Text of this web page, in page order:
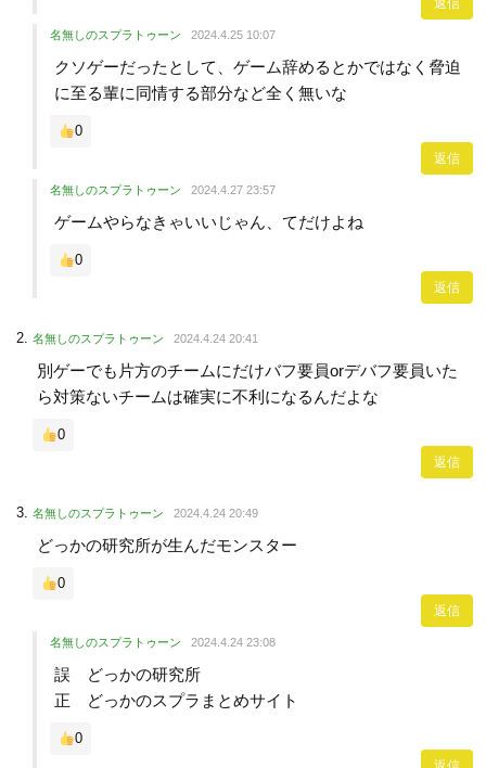
名無しのスプラトゥーン 2024.4.25 10:07
クソゲーだったとして、ゲーム辞めるとかではなく脅迫
に至る輩に同情する部分など全く無いな
0
返信
名無しのスプラトゥーン 2024.4.27 23:57
ゲームやらなきゃいいじゃん、てだけよね
0
返信
名無しのスプラトゥーン 2024.4.24 20:41
別ゲーでも片方のチームにだけバフ要員orデバフ要員いた
ら対策ないチームは確実に不利になるんだよな
0
返信
名無しのスプラトゥーン 2024.4.24 20:49
どっかの研究所が生んだモンスター
0
返信
名無しのスプラトゥーン 2024.4.24 23:08
誤 どっかの研究所
正 どっかのスプラまとめサイト
0